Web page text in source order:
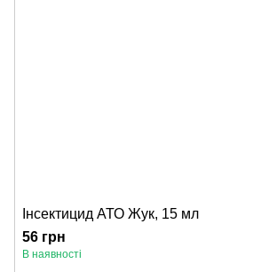
Інсектицид АТО Жук, 15 мл
56 грн
В наявності